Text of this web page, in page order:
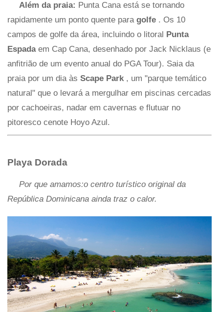
Além da praia: Punta Cana está se tornando
rapidamente um ponto quente para golfe . Os 10
campos de golfe da área, incluindo o litoral Punta
Espada em Cap Cana, desenhado por Jack Nicklaus (e
anfitrião de um evento anual do PGA Tour). Saia da
praia por um dia às Scape Park , um "parque temático
natural" que o levará a mergulhar em piscinas cercadas
por cachoeiras, nadar em cavernas e flutuar no
pitoresco cenote Hoyo Azul.
Playa Dorada
Por que amamos:o centro turístico original da
República Dominicana ainda traz o calor.